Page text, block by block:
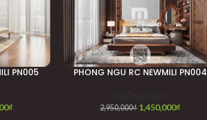
PN005
₫
PHONG NGU RC NEWMILI PN004
2,950,000₫ 1,450,000₫